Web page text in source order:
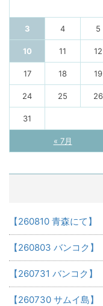
« 7月
3 4 5
10 11 12
17 18 19
24 25 26
31
【260810 青森にて】
【260803 バンコク】
【260731 バンコク】
【260730 サムイ島】